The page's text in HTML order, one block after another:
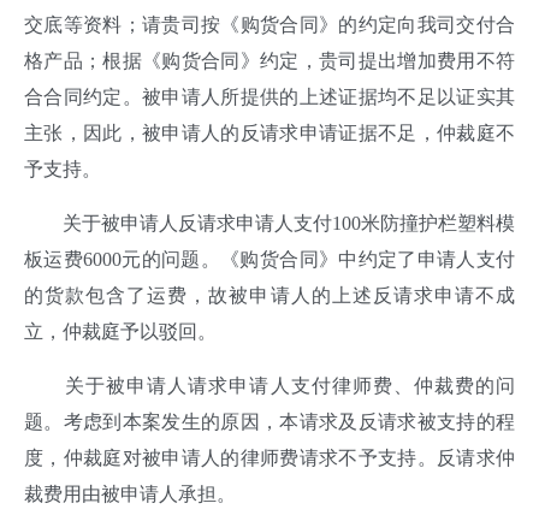
交底等资料；请贵司按《购货合同》的约定向我司交付合
格产品；根据《购货合同》约定，贵司提出增加费用不符
合合同约定。被申请人所提供的上述证据均不足以证实其
主张，因此，被申请人的反请求申请证据不足，仲裁庭不
予支持。
关于被申请人反请求申请人支付100米防撞护栏塑料模
板运费6000元的问题。《购货合同》中约定了申请人支付
的货款包含了运费，故被申请人的上述反请求申请不成
立，仲裁庭予以驳回。
关于被申请人请求申请人支付律师费、仲裁费的问
题。考虑到本案发生的原因，本请求及反请求被支持的程
度，仲裁庭对被申请人的律师费请求不予支持。反请求仲
裁费用由被申请人承担。